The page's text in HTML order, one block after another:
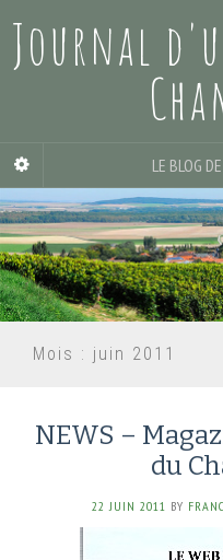
Journal
LE BLOG
Mois : juin 2011
NEWS –
du
22 JUIN 2011 BY